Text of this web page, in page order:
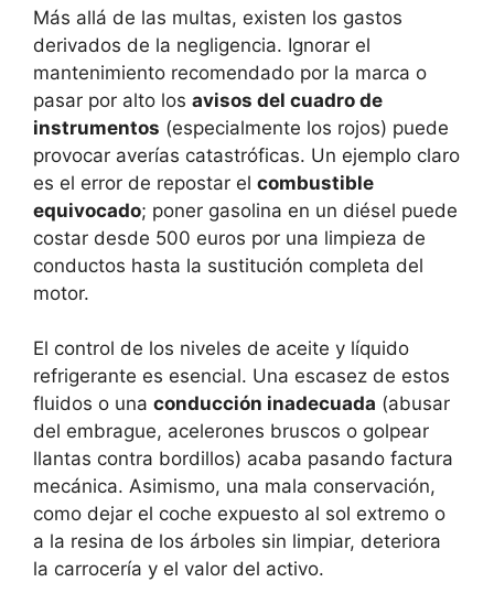
Más allá de las multas, existen los gastos
derivados de la negligencia. Ignorar el
mantenimiento recomendado por la marca o
pasar por alto los avisos del cuadro de
instrumentos (especialmente los rojos) puede
provocar averías catastróficas. Un ejemplo claro
es el error de repostar el combustible
equivocado; poner gasolina en un diésel puede
costar desde 500 euros por una limpieza de
conductos hasta la sustitución completa del
motor.
El control de los niveles de aceite y líquido
refrigerante es esencial. Una escasez de estos
fluidos o una conducción inadecuada (abusar
del embrague, acelerones bruscos o golpear
llantas contra bordillos) acaba pasando factura
mecánica. Asimismo, una mala conservación,
como dejar el coche expuesto al sol extremo o
a la resina de los árboles sin limpiar, deteriora
la carrocería y el valor del activo.